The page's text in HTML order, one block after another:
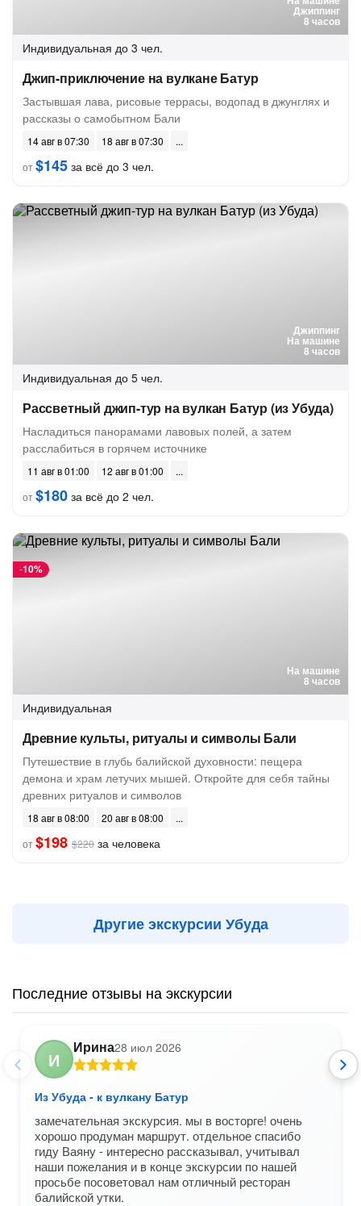
Джиппинг
8 часов
Индивидуальная до 3 чел.
Джип-приключение на вулкане Батур
Застывшая лава, рисовые террасы, водопад в джунглях и
рассказы о самобытном Бали
14 авг в 07:30
18 авг в 07:30
от$145 за всё до 3 чел.
Джиппинг
На машине
8 часов
Индивидуальная до 5 чел.
Рассветный джип-тур на вулкан Батур (из Убуда)
Насладиться панорамами лавовых полей, а затем
расслабиться в горячем источнике
11 авг в 01:00
12 авг в 01:00
от$180 за всё до 2 чел.
На машине
8 часов
-10%
Индивидуальная
Древние культы, ритуалы и символы Бали
Путешествие в глубь балийской духовности: пещера
демона и храм летучих мышей. Откройте для себя тайны
древних ритуалов и символов
18 авг в 08:00
20 авг в 08:00
от$198 $220 за человека
Другие экскурсии Убуда
Последние отзывы на экскурсии
И
Ирина28 июл 2026
Из Убуда - к вулкану Батур
замечательная экскурсия. мы в восторге! очень
хорошо продуман маршрут. отдельное спасибо
гиду Ваяну - интересно рассказывал, учитывал
наши пожелания и в конце экскурсии по нашей
просьбе посоветовал нам отличный ресторан
балийской утки.